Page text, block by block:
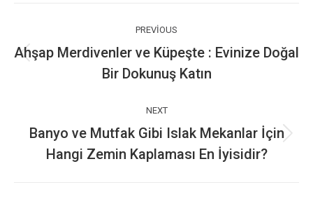
PREVIOUS
Previous
post:
Ahşap Merdivenler ve Küpeşte : Evinize Doğal
Bir Dokunuş Katın
NEXT
Next
post:
Banyo ve Mutfak Gibi Islak Mekanlar İçin
Hangi Zemin Kaplaması En İyisidir?